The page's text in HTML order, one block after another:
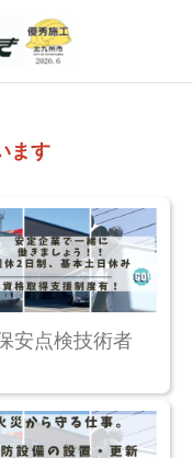
ます
安点検技術者